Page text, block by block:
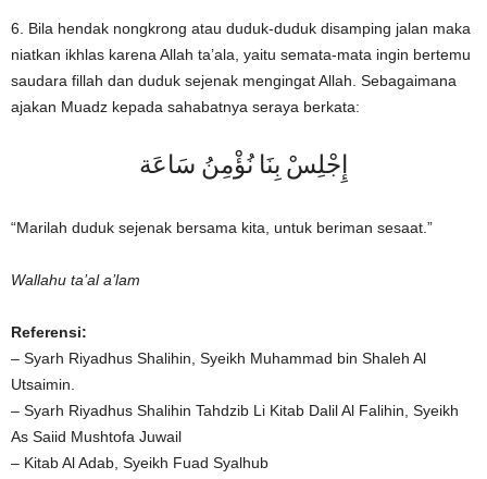
6. Bila hendak nongkrong atau duduk-duduk disamping jalan maka
niatkan ikhlas karena Allah ta’ala, yaitu semata-mata ingin bertemu
saudara fillah dan duduk sejenak mengingat Allah. Sebagaimana
ajakan Muadz kepada sahabatnya seraya berkata:
إِجْلِسْ بِنَا نُؤْمِنُ سَاعَة
“Marilah duduk sejenak bersama kita, untuk beriman sesaat.”
Wallahu ta’al a’lam
Referensi:
– Syarh Riyadhus Shalihin, Syeikh Muhammad bin Shaleh Al
Utsaimin.
– Syarh Riyadhus Shalihin Tahdzib Li Kitab Dalil Al Falihin, Syeikh
As Saiid Mushtofa Juwail
– Kitab Al Adab, Syeikh Fuad Syalhub